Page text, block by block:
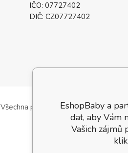
IČO: 07727402
DIČ: CZ07727402
Všechna práva vyhrazena.EshopBaby a
dat, aby Vám
Vašich zájmů